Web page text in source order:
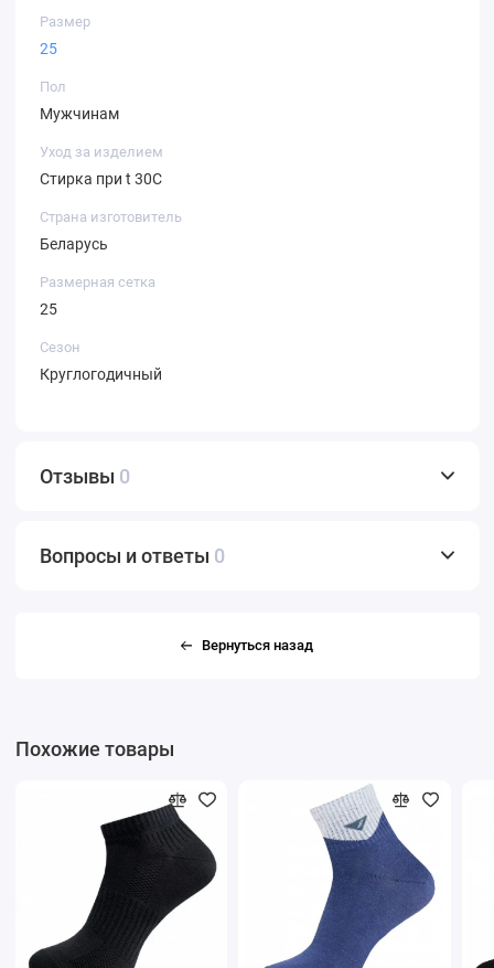
Размер
25
Пол
Мужчинам
Уход за изделием
Стирка при t 30С
Страна изготовитель
Беларусь
Размерная сетка
25
Сезон
Круглогодичный
Отзывы 0
Вопросы и ответы 0
Вернуться назад
Похожие товары